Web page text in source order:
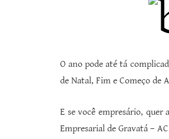
O ano pode até tá
de Natal, Fim e Começo de
E se você empresário, quer
Empresarial de Gravatá –